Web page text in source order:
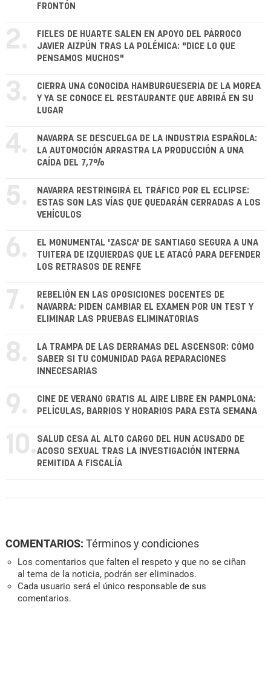
FRONTÓN
2.
FIELES DE HUARTE SALEN EN APOYO DEL PÁRROCO
JAVIER AIZPÚN TRAS LA POLÉMICA: "DICE LO QUE
PENSAMOS MUCHOS"
3.
CIERRA UNA CONOCIDA HAMBURGUESERÍA DE LA MOREA
Y YA SE CONOCE EL RESTAURANTE QUE ABRIRÁ EN SU
LUGAR
4.
NAVARRA SE DESCUELGA DE LA INDUSTRIA ESPAÑOLA:
LA AUTOMOCIÓN ARRASTRA LA PRODUCCIÓN A UNA
CAÍDA DEL 7,7%
5.
NAVARRA RESTRINGIRÁ EL TRÁFICO POR EL ECLIPSE:
ESTAS SON LAS VÍAS QUE QUEDARÁN CERRADAS A LOS
VEHÍCULOS
6.
EL MONUMENTAL 'ZASCA' DE SANTIAGO SEGURA A UNA
TUITERA DE IZQUIERDAS QUE LE ATACÓ PARA DEFENDER
LOS RETRASOS DE RENFE
7.
REBELIÓN EN LAS OPOSICIONES DOCENTES DE
NAVARRA: PIDEN CAMBIAR EL EXAMEN POR UN TEST Y
ELIMINAR LAS PRUEBAS ELIMINATORIAS
8.
LA TRAMPA DE LAS DERRAMAS DEL ASCENSOR: CÓMO
SABER SI TU COMUNIDAD PAGA REPARACIONES
INNECESARIAS
9.
CINE DE VERANO GRATIS AL AIRE LIBRE EN PAMPLONA:
PELÍCULAS, BARRIOS Y HORARIOS PARA ESTA SEMANA
10. SALUD CESA AL ALTO CARGO DEL HUN ACUSADO DE
ACOSO SEXUAL TRAS LA INVESTIGACIÓN INTERNA
REMITIDA A FISCALÍA
COMENTARIOS: Términos y condiciones
Los comentarios que falten el respeto y que no se ciñan
al tema de la noticia, podrán ser eliminados.
Cada usuario será el único responsable de sus
comentarios.